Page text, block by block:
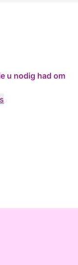
u nodig had om